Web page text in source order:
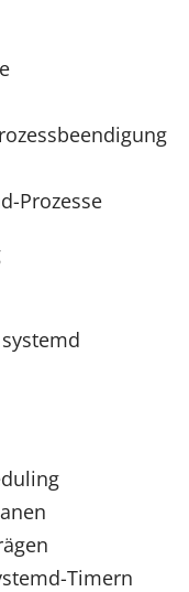
Prozesse
Timern